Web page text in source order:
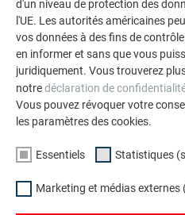
façade arrière, l’évacuation se
classique, tandis qu’aucune
façade avant, largement visible.
permet cette configuration
étroits débords de toit sur la
également été conçus de
témoignent, malgré la
d'un niveau de protection des
l'UE. Les autorités américaines
vos données à des fins de
en informer et sans que vous
juridiquement. Vous trouverez
notredéclaration de
Vous pouvez révoquer votre
les paramètres des cookies.
Essentiels Statistiques
Marketing et médias